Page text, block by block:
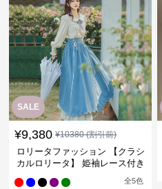
SALE
¥9,380 ¥10380(割引前)
ロリータファッション 【クラシ
カルロリータ】 姫袖レース付き
ブラウススカートセット
全5色